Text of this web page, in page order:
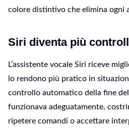
colore distintivo che elimina ogni
Siri diventa più
L’assistente vocale Siri riceve
lo rendono più pratico in
controllo automatico della fine
funzionava adeguatamente,
ripetere comandi o accettare